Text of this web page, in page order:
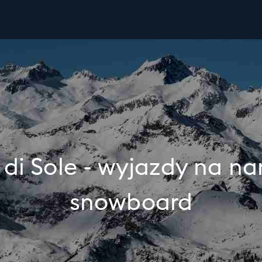
Sole - wyjazdy na
snowboard